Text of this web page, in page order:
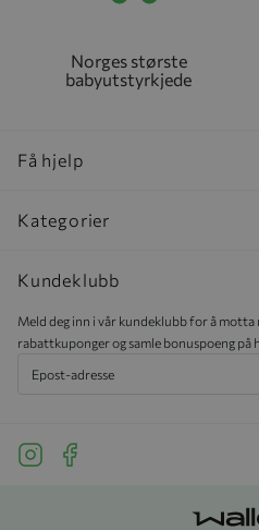
Norges største
babyutstyrkjede
Få hjelp
Kategorier
Kundeklubb
Meld deg inn i vår kundeklubb for å motta
rabattkuponger og samle bonuspoeng på
See our Instagram
See our Facebook